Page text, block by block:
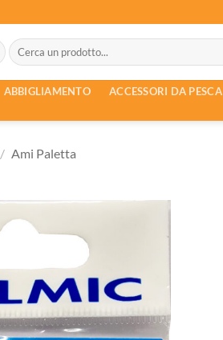
Cerca:
ABBIGLIAMENTO ACCESSORI DA PESCA
/ Ami Paletta